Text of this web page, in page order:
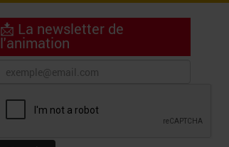
📩 La newsletter de
l'animation